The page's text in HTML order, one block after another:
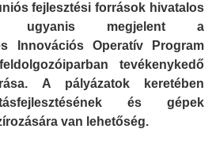
fejlesztési források hivatalos
ugyanis megjelent a
Innovációs Operatív Program
tevékenykedő
A pályázatok keretében
és gépek
van lehetőség.